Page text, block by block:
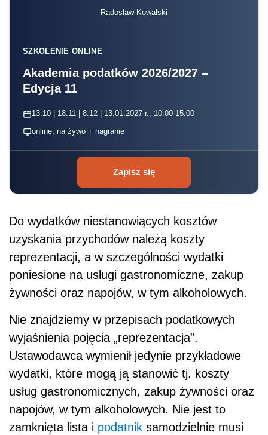
Radosław Kowalski
SZKOLENIE ONLINE
Akademia podatków 2026/2027 –
Edycja 11
13.10 | 18.11 | 8.12 | 13.01.2027 r., 10:00-15:00
online, na żywo + nagranie
Zapisz się
Do wydatków niestanowiących kosztów
uzyskania przychodów należą koszty
reprezentacji, a w szczególności wydatki
poniesione na usługi gastronomiczne, zakup
żywności oraz napojów, w tym alkoholowych.
Nie znajdziemy w przepisach podatkowych
wyjaśnienia pojęcia „reprezentacja”.
Ustawodawca wymienił jedynie przykładowe
wydatki, które mogą ją stanowić tj. koszty
usług gastronomicznych, zakup żywności oraz
napojów, w tym alkoholowych. Nie jest to
zamknięta lista i podatnik samodzielnie musi